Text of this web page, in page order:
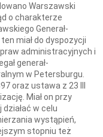
Warszawski
o charakterze
Generał-
miał do dyspozycji
administracyjnych i
generał-
w Petersburgu.
oraz ustawa z 23 III
Miał on przy
w celu
wystąpień,
stopniu też